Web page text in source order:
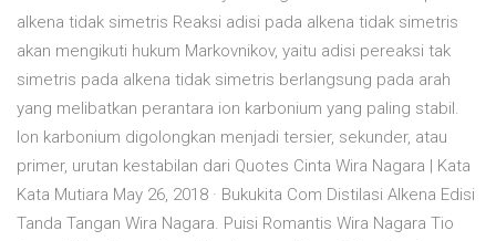
alkena tidak simetris Reaksi adisi pada alkena tidak simetris
akan mengikuti hukum Markovnikov, yaitu adisi pereaksi tak
simetris pada alkena tidak simetris berlangsung pada arah
yang melibatkan perantara ion karbonium yang paling stabil.
Ion karbonium digolongkan menjadi tersier, sekunder, atau
primer, urutan kestabilan dari Quotes Cinta Wira Nagara | Kata
Kata Mutiara May 26, 2018 · Bukukita Com Distilasi Alkena Edisi
Tanda Tangan Wira Nagara. Puisi Romantis Wira Nagara Tio